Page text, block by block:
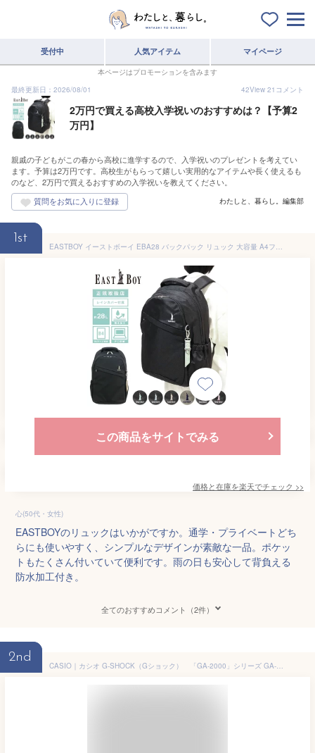
受付中 人気アイテム マイページ
本ページはプロモーションを含みます
最終更新日：2026/08/01
42View 21 コメント
2万円で買える高校入学祝いのおすすめは？【予算2
万円】
親戚の子どもがこの春から高校に進学するので、入学祝いのプレゼントを考えてい
ます。予算は2万円です。高校生がもらって嬉しい実用的なアイテムや長く使えるも
のなど、2万円で買えるおすすめの入学祝いを教えてください。
わたしと、暮らし。編集部
1st
EASTBOY イーストボーイ EBA28 バックパック リュック 大容量 A4ファイル 新入学 通学 大学 専門学校 高校 男性 女性 はっ水 撥水加工 軽量 レインカバー付属 パソコン PCポケット モバイル収納 ポケット 多機能 多収納 スクールバッグ スクールリュック 高校生 入学祝い
この商品をサイトでみる
価格と在庫を楽天でチェック >>
心(50代・女性)
EASTBOYのリュックはいかがですか。通学・プライベートどち
らにも使いやすく、シンプルなデザインが素敵な一品。ポケッ
トもたくさん付いていて便利です。雨の日も安心して背負える
防水加工付き。
全てのおすすめコメント（2件）
2nd
CASIO｜カシオ G-SHOCK（Gショック） 「GA-2000」シリーズ GA-2000S-1AJF